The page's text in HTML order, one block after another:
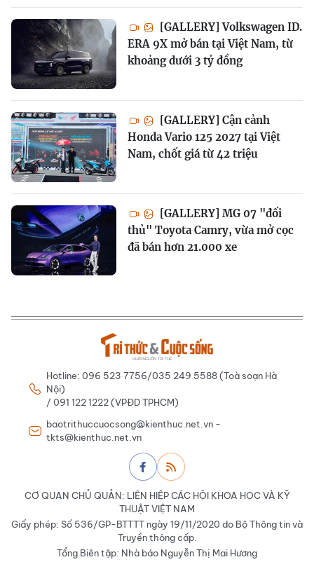
[GALLERY] Volkswagen ID.
ERA 9X mở bán tại Việt Nam, từ
khoảng dưới 3 tỷ đồng
[GALLERY] Cận cảnh
Honda Vario 125 2027 tại Việt
Nam, chốt giá từ 42 triệu
[GALLERY] MG 07 "đối
thủ" Toyota Camry, vừa mở cọc
đã bán hơn 21.000 xe
Hotline: 096 523 7756/035 249 5588 (Toà soạn Hà
Nội)
/ 091 122 1222 (VPĐD TPHCM)
baotrithuccuocsong@kienthuc.net.vn -
tkts@kienthuc.net.vn
CƠ QUAN CHỦ QUẢN: LIÊN HIỆP CÁC HỘI KHOA HỌC VÀ KỸ
THUẬT VIỆT NAM
Giấy phép: Số 536/GP-BTTTT ngày 19/11/2020 do Bộ Thông tin và
Truyền thông cấp.
Tổng Biên tập: Nhà báo Nguyễn Thị Mai Hương